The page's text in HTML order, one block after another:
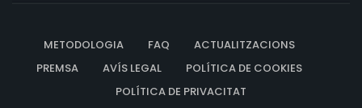
METODOLOGIA FAQ
ACTUALITZACIONS
PREMSA
AVÍS LEGAL
POLÍTICA DE COOKIES
POLÍTICA DE PRIVACITAT